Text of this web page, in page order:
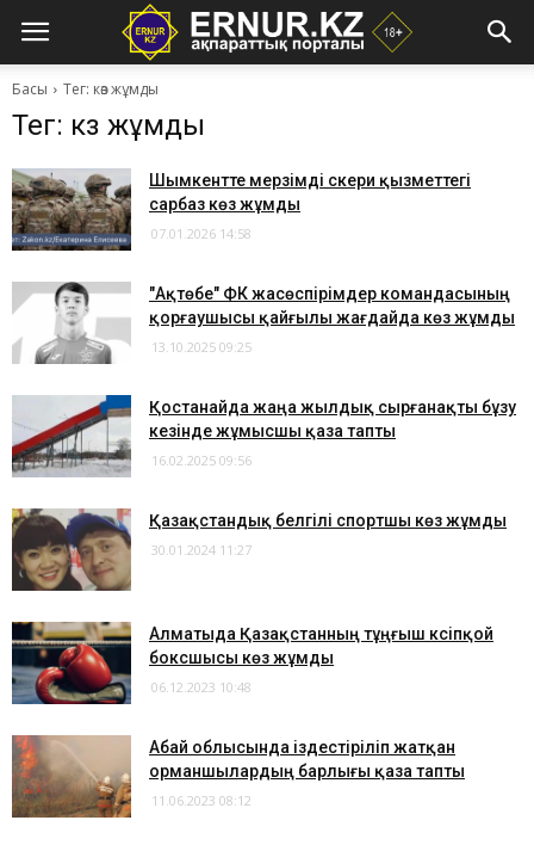
Басы Тег: көз жұмды
Тег: көз жұмды
Шымкентте мерзімді әскери қызметтегі
сарбаз көз жұмды
07.01.2026 14:58
"Ақтөбе" ФК жасөспірімдер командасының
қорғаушысы қайғылы жағдайда көз жұмды
13.10.2025 09:25
Қостанайда жаңа жылдық сырғанақты бұзу
кезінде жұмысшы қаза тапты
16.02.2025 09:56
Қазақстандық белгілі спортшы көз жұмды
30.01.2024 11:27
Алматыда Қазақстанның тұңғыш кәсіпқой
боксшысы көз жұмды
06.12.2023 10:48
Абай облысында іздестіріліп жатқан
орманшылардың барлығы қаза тапты
11.06.2023 08:12